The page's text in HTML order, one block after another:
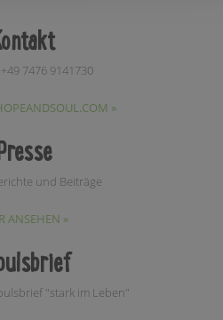
7476 9141730
»
und Beiträge
ANSEHEN »
"stark im Leben"